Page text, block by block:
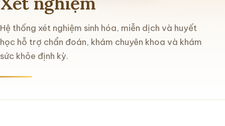
Đặt lịch khám
Trang chủ
Hệ thống xét nghiệm sinh hóa, miễn dịch và huyết
học hỗ trợ chẩn đoán, khám chuyên khoa và khám
sức khỏe định kỳ.